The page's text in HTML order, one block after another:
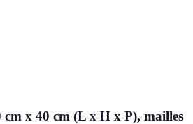
x 40 cm (L x H x P), mailles